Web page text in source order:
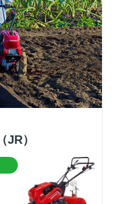
JR）